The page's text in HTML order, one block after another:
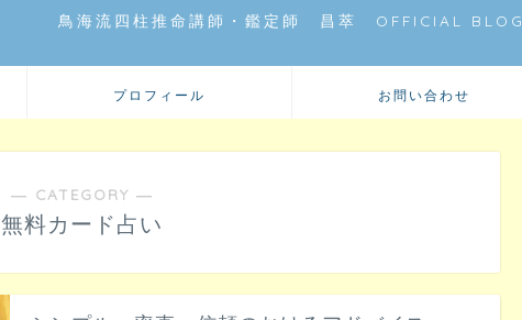
鳥海流四柱推命講師・鑑定師 昌萃 OFFICIAL BLOG
プロフィール お問い合わせ
― CATEGORY ―
無料カード占い